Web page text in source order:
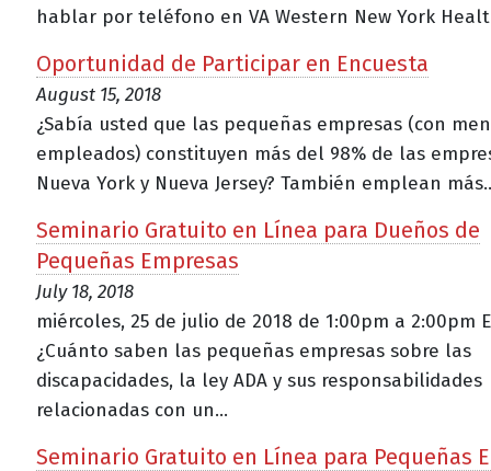
hablar por teléfono en VA Western New York
Oportunidad de Participar en Encuesta
August 15, 2018
¿Sabía usted que las pequeñas empresas (con
empleados) constituyen más del 98% de las
Nueva York y Nueva Jersey? También emplean
Seminario Gratuito en Línea para Dueños de
Pequeñas Empresas
July 18, 2018
miércoles, 25 de julio de 2018 de 1:00pm a 2:00pm
¿Cuánto saben las pequeñas empresas sobre las
discapacidades, la ley ADA y sus responsabilidades
relacionadas con un...
Seminario Gratuito en Línea para Pequeñas